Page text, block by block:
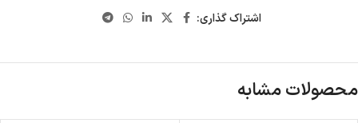
اشتراک گذاری:
محصولات مشابه